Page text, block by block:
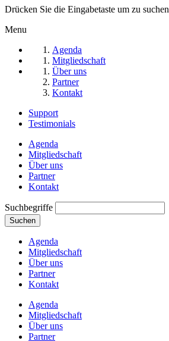
Drücken Sie die Eingabetaste um zu suchen
Menu
Agenda
Mitgliedschaft
Über uns
Partner
Kontakt
Support
Testimonials
Agenda
Mitgliedschaft
Über uns
Partner
Kontakt
Suchbegriffe
Suchen
Agenda
Mitgliedschaft
Über uns
Partner
Kontakt
Agenda
Mitgliedschaft
Über uns
Partner